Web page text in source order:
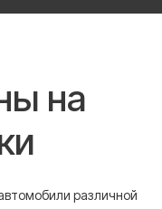
на
различной